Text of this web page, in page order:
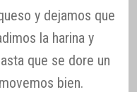
y dejamos que
la harina y
que se dore un
bien.